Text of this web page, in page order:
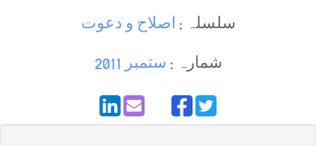
سلسلہ : اصلاح و دعوت
شمارہ : ستمبر 2011